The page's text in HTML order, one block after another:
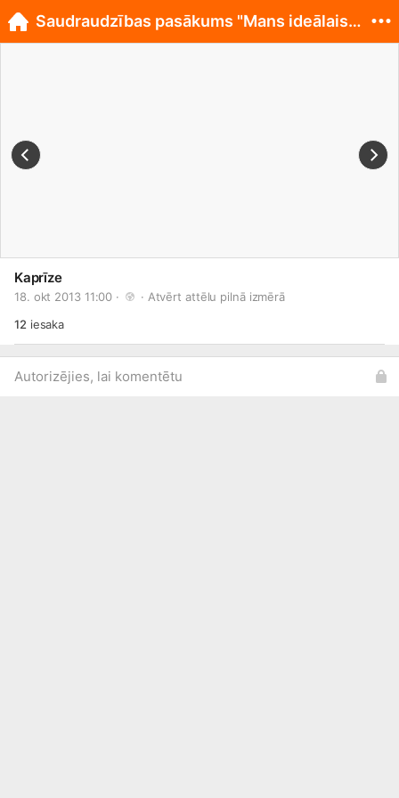
Kaprīze
18. okt 2013 11:00 · · Atvērt attēlu pilnā izmērā
12 iesaka
Autorizējies, lai komentētu
Saudraudzības pasākums "Mans ideālais dejotājs"